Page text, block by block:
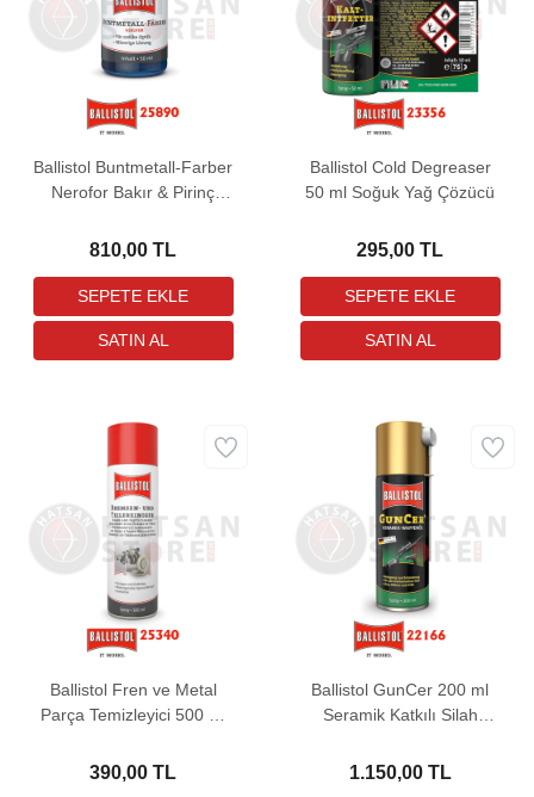
Ballistol Buntmetall-Farber
Nerofor Bakır & Pirinç
Boya
810,00 TL
Ballistol Cold Degreaser
50 ml Soğuk Yağ Çözücü
295,00 TL
Ballistol Fren ve Metal
Parça Temizleyici 500 ml
390,00 TL
Ballistol GunCer 200 ml
Seramik Katkılı Silah
1.150,00 TL